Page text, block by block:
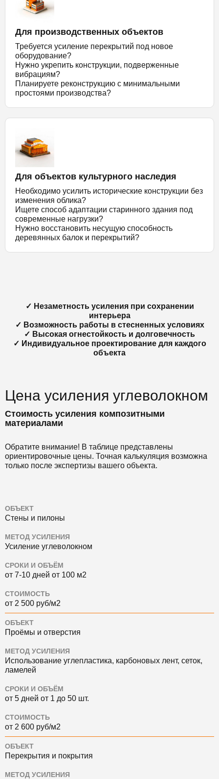
Для производственных объектов
Требуется усиление перекрытий под новое
оборудование?
Нужно укрепить конструкции, подверженные
вибрациям?
Планируете реконструкцию с минимальными
простоями производства?
Для объектов культурного наследия
Необходимо усилить исторические конструкции без
изменения облика?
Ищете способ адаптации старинного здания под
современные нагрузки?
Нужно восстановить несущую способность
деревянных балок и перекрытий?
✓ Незаметность усиления при сохранении
интерьера
✓ Возможность работы в стесненных условиях
✓ Высокая огнестойкость и долговечность
✓ Индивидуальное проектирование для каждого
объекта
Цена усиления углеволокном
Стоимость усиления композитными
материалами
Обратите внимание! В таблице представлены
ориентировочные цены. Точная калькуляция возможна
только после экспертизы вашего объекта.
ОБЪЕКТ
Стены и пилоны
МЕТОД УСИЛЕНИЯ
Усиление углеволокном
СРОКИ И ОБЪЁМ
от 7-10 дней от 100 м2
СТОИМОСТЬ
от 2 500 руб/м2
ОБЪЕКТ
Проёмы и отверстия
МЕТОД УСИЛЕНИЯ
Использование углепластика, карбоновых лент, сеток,
ламелей
СРОКИ И ОБЪЁМ
от 5 дней от 1 до 50 шт.
СТОИМОСТЬ
от 2 600 руб/м2
ОБЪЕКТ
Перекрытия и покрытия
МЕТОД УСИЛЕНИЯ